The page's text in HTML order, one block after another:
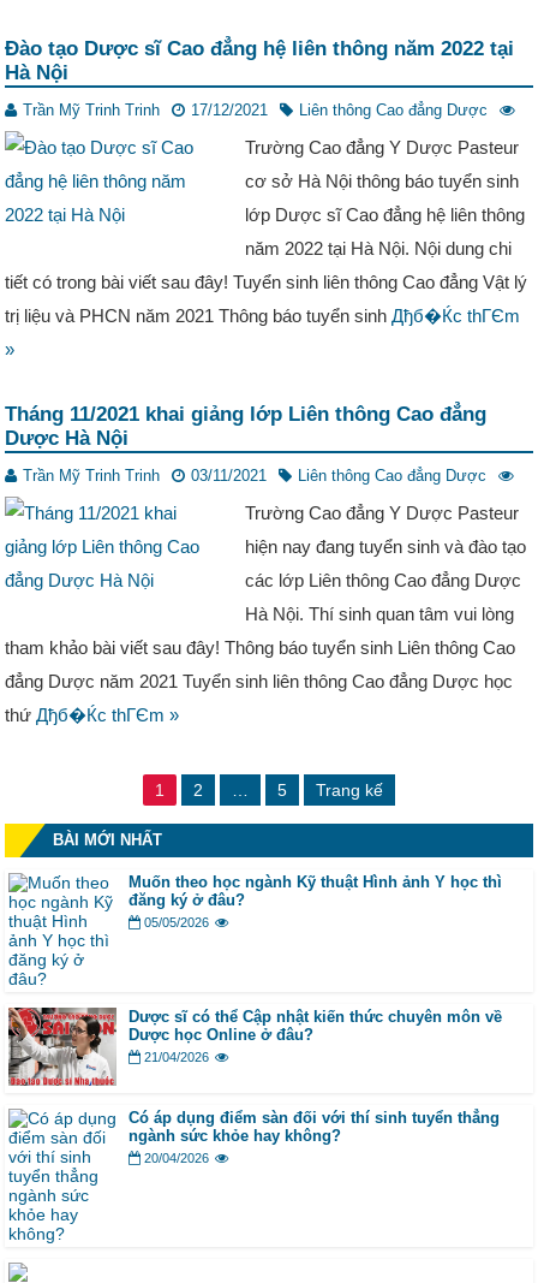
Đào tạo Dược sĩ Cao đẳng hệ liên thông năm 2022 tại
Hà Nội
Trần Mỹ Trinh Trinh 17/12/2021 Liên thông Cao đẳng Dược
Trường Cao đẳng Y Dược Pasteur
cơ sở Hà Nội thông báo tuyển sinh
lớp Dược sĩ Cao đẳng hệ liên thông
năm 2022 tại Hà Nội. Nội dung chi
tiết có trong bài viết sau đây! Tuyển sinh liên thông Cao đẳng Vật lý
trị liệu và PHCN năm 2021 Thông báo tuyển sinhДђб�Ќc thГЄm
»
Tháng 11/2021 khai giảng lớp Liên thông Cao đẳng
Dược Hà Nội
Trần Mỹ Trinh Trinh 03/11/2021 Liên thông Cao đẳng Dược
Trường Cao đẳng Y Dược Pasteur
hiện nay đang tuyển sinh và đào tạo
các lớp Liên thông Cao đẳng Dược
Hà Nội. Thí sinh quan tâm vui lòng
tham khảo bài viết sau đây! Thông báo tuyển sinh Liên thông Cao
đẳng Dược năm 2021 Tuyển sinh liên thông Cao đẳng Dược học
thứДђб�Ќc thГЄm »
1 2 5 Trang kế
BÀI MỚI NHẤT
Muốn theo học ngành Kỹ thuật Hình ảnh Y học thì
đăng ký ở đâu?
05/05/2026
Dược sĩ có thể Cập nhật kiến thức chuyên môn về
Dược học Online ở đâu?
21/04/2026
Có áp dụng điểm sàn đối với thí sinh tuyển thẳng
ngành sức khỏe hay không?
20/04/2026